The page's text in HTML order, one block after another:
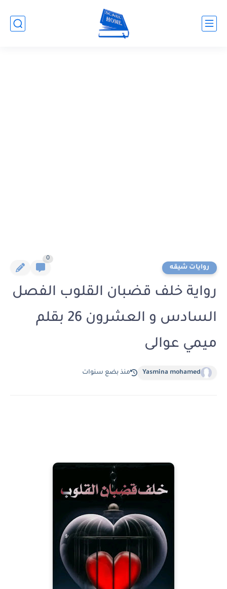
روايات شيقه
0
رواية خلف قضبان القلوب الفصل
السادس و العشرون 26 بقلم
ميمي عوالى
Yasmina mohamed منذ بضع سنوات